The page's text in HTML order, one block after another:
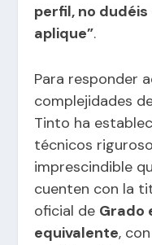
perfil, no
aplique”.
Para responder
complejidades
Tinto ha
técnicos
imprescindible
cuenten con la
oficial de Grado
equivalente,